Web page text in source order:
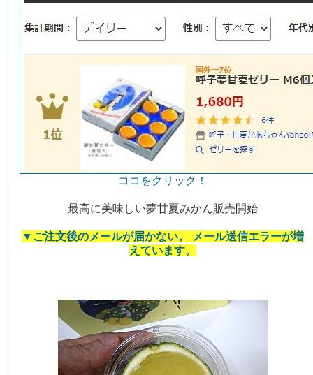
ココをクリック！
最高に美味しい夢甘夏みかん販売開始
▼ご注文後のメールが届かない。 メール送信エラーが増
えています。